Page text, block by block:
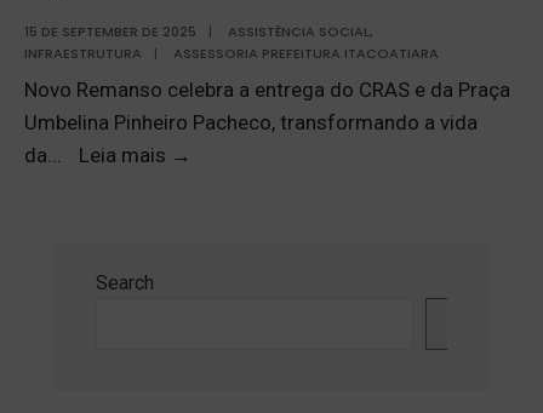
15 DE SEPTEMBER DE 2025 | ASSISTÊNCIA SOCIAL,
INFRAESTRUTURA
| ASSESSORIA PREFEITURA ITACOATIARA
Novo Remanso celebra a entrega do CRAS e da Praça
Umbelina Pinheiro Pacheco, transformando a vida
da
Leia mais →
Search